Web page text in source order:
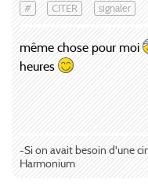
# CITER signaler
même chose pour moi
heures
-Si on avait besoin d'une
Harmonium